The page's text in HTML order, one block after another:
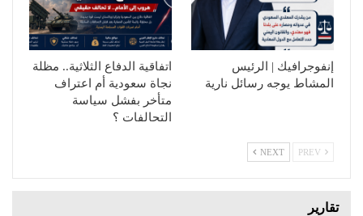
إنفوجرافيك | الرئيس
المشاط يوجه رسائل نارية
اتفاقية الدفاع الثلاثية.. مظلة
نجاة سعودية أم اعتراف
متأخر بفشل سياسة
التحالفات ؟
NEXT
تقارير